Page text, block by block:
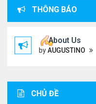
THÔNG BÁO
About Us
byAUGUSTINO
CHỦ ĐỀ